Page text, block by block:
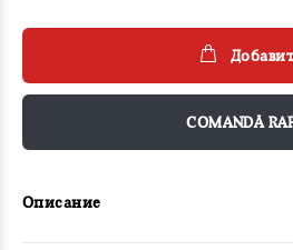
COMANDĂ
Описание